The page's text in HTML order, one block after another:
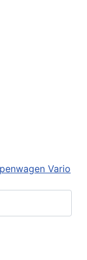
Vario